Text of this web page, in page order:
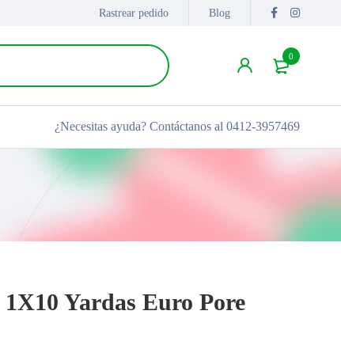
Rastrear pedido Blog
0
¿Necesitas ayuda? Contáctanos al 0412-3957469
Yardas Euro Pore